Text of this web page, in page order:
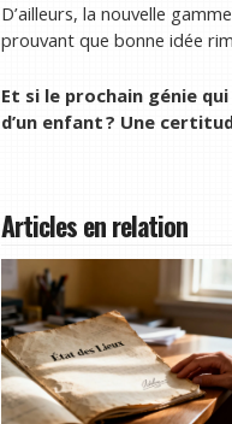
D’ailleurs, la nouvelle
prouvant que bonne idée
Et si le prochain génie
d’un enfant ? Une
Articles en relation